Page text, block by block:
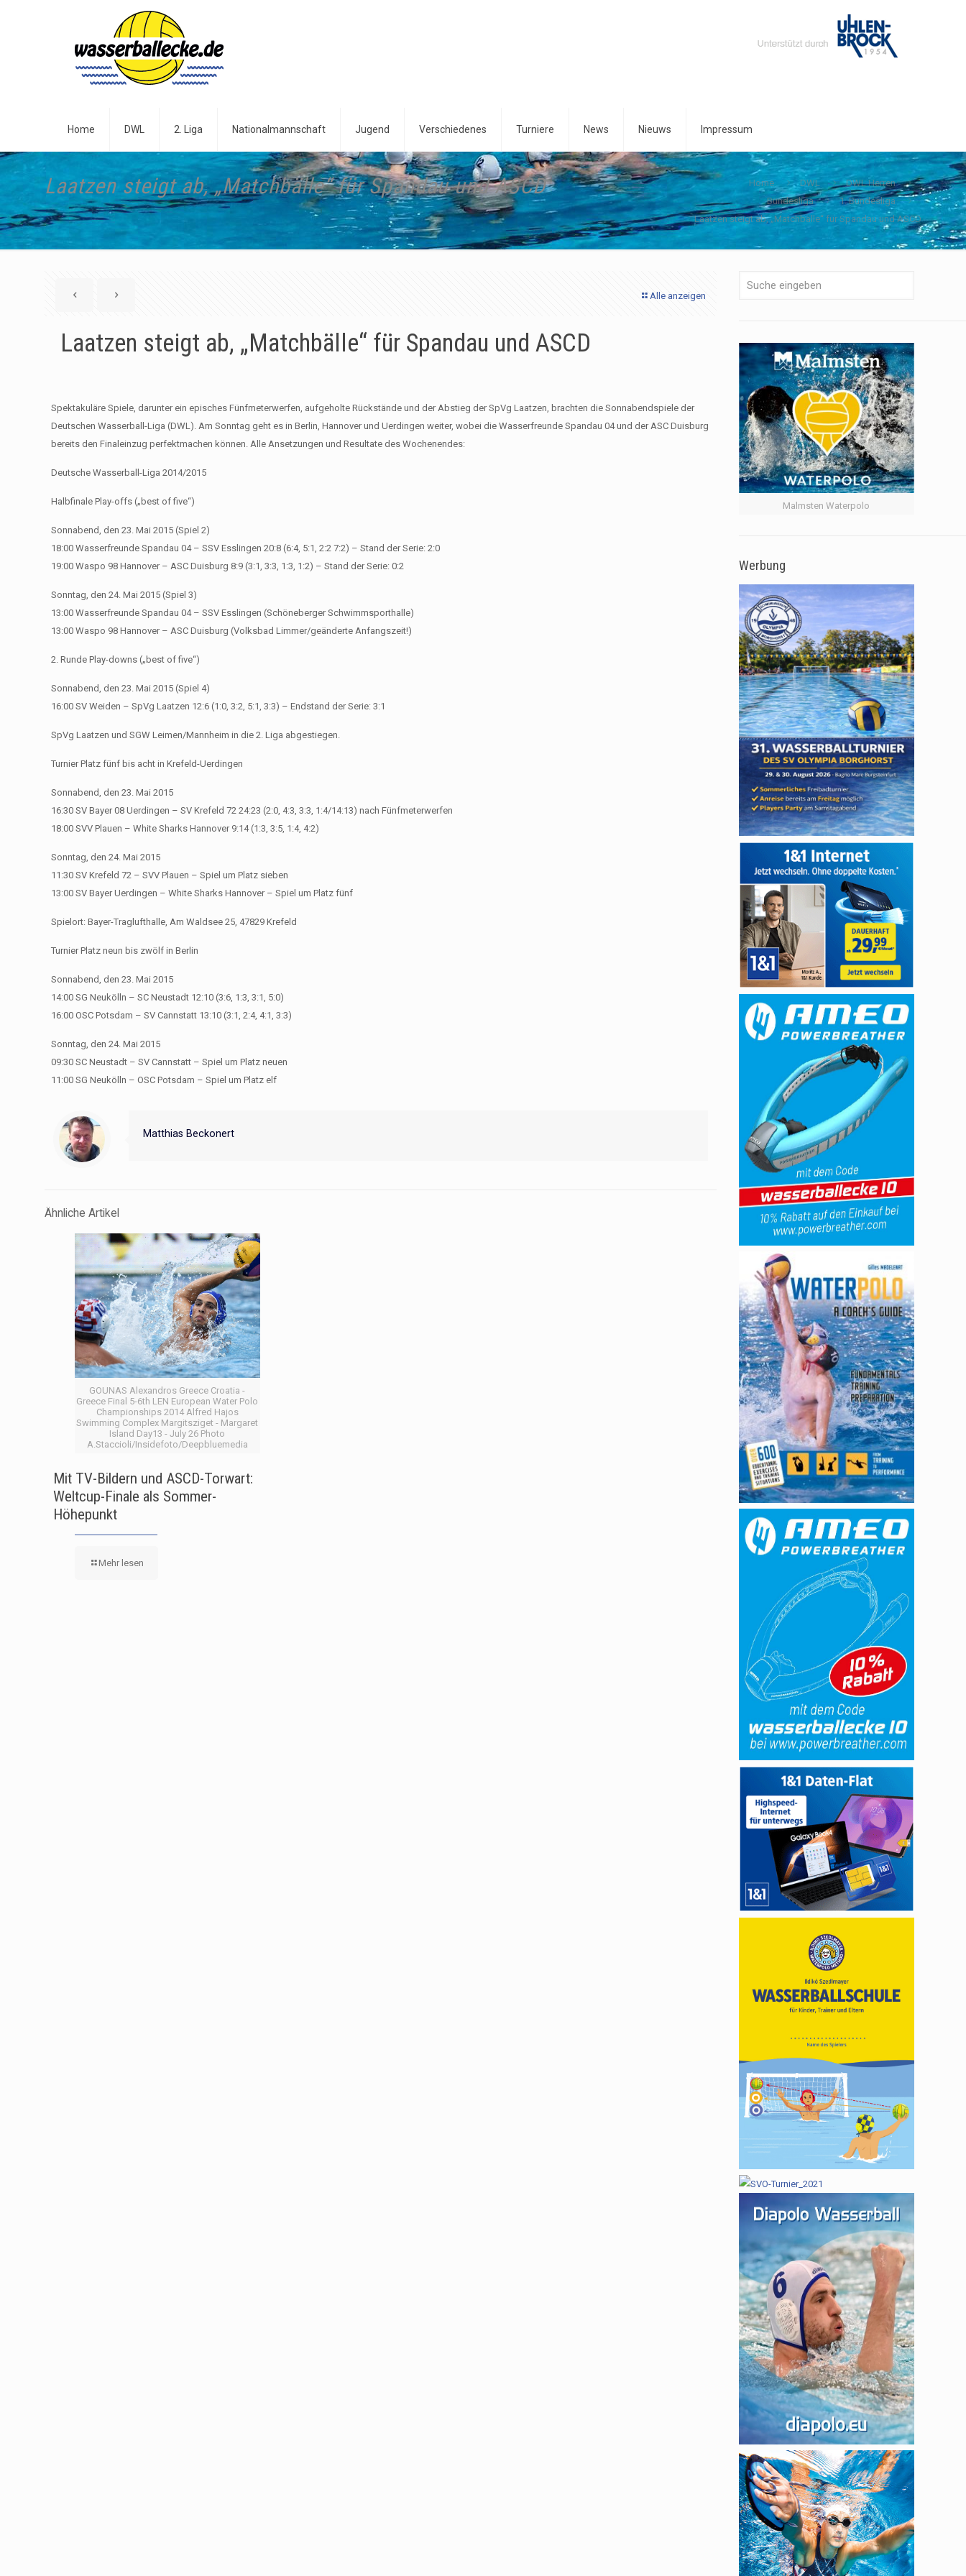
Home DWL 2. Liga Nationalmannschaft Jugend Verschiedenes Turniere News Nieuws Impressum
Laatzen steigt ab, „Matchbälle“ für Spandau und ASCD Home DWL
DWL Herren
Bundesliga
1. Bundesliga
Laatzen steigt ab, „Matchbälle“ für Spandau und ASCD
Alle anzeigen
Laatzen steigt ab, „Matchbälle“ für Spandau und ASCD
Spektakuläre Spiele, darunter ein episches Fünfmeterwerfen, aufgeholte Rückstände und der Abstieg der SpVg Laatzen​, brachten die Sonnabendspiele der
Deutschen Wasserball-Liga (DWL). Am Sonntag geht es in Berlin, Hannover und Uerdingen weiter, wobei die Wasserfreunde Spandau 04​ und der ASC Duisburg​
bereits den Finaleinzug perfektmachen können. Alle Ansetzungen und Resultate des Wochenendes:
Deutsche Wasserball-Liga 2014/2015
Halbfinale Play-offs („best of five“)
Sonnabend, den 23. Mai 2015 (Spiel 2)
18:00 Wasserfreunde Spandau 04 – SSV Esslingen 20:8 (6:4, 5:1, 2:2 7:2) – Stand der Serie: 2:0
19:00 Waspo 98 Hannover – ASC Duisburg 8:9 (3:1, 3:3, 1:3, 1:2) – Stand der Serie: 0:2
Sonntag, den 24. Mai 2015 (Spiel 3)
13:00 Wasserfreunde Spandau 04 – SSV Esslingen (Schöneberger Schwimmsporthalle)
13:00 Waspo 98 Hannover – ASC Duisburg (Volksbad Limmer/geänderte Anfangszeit!)
2. Runde Play-downs („best of five“)
Sonnabend, den 23. Mai 2015 (Spiel 4)
16:00 SV Weiden – SpVg Laatzen 12:6 (1:0, 3:2, 5:1, 3:3) – Endstand der Serie: 3:1
SpVg Laatzen und SGW Leimen/Mannheim in die 2. Liga abgestiegen.
Turnier Platz fünf bis acht in Krefeld-Uerdingen
Sonnabend, den 23. Mai 2015
16:30 SV Bayer 08 Uerdingen – SV Krefeld 72 24:23 (2:0, 4:3, 3:3, 1:4/14:13) nach Fünfmeterwerfen
18:00 SVV Plauen – White Sharks Hannover 9:14 (1:3, 3:5, 1:4, 4:2)
Sonntag, den 24. Mai 2015
11:30 SV Krefeld 72 – SVV Plauen – Spiel um Platz sieben
13:00 SV Bayer Uerdingen – White Sharks Hannover – Spiel um Platz fünf
Spielort: Bayer-Traglufthalle, Am Waldsee 25, 47829 Krefeld
Turnier Platz neun bis zwölf in Berlin
Sonnabend, den 23. Mai 2015
14:00 SG Neukölln – SC Neustadt 12:10 (3:6, 1:3, 3:1, 5:0)
16:00 OSC Potsdam – SV Cannstatt 13:10 (3:1, 2:4, 4:1, 3:3)
Sonntag, den 24. Mai 2015
09:30 SC Neustadt – SV Cannstatt – Spiel um Platz neuen
11:00 SG Neukölln – OSC Potsdam – Spiel um Platz elf
Matthias Beckonert
Ähnliche Artikel
GOUNAS Alexandros Greece Croatia -
Greece Final 5-6th LEN European Water Polo
Championships 2014 Alfred Hajos
Swimming Complex Margitsziget - Margaret
Island Day13 - July 26 Photo
A.Staccioli/Insidefoto/Deepbluemedia
Mit TV-Bildern und ASCD-Torwart:
Weltcup-Finale als Sommer-
Höhepunkt
Mehr lesen
Malmsten Waterpolo
Werbung